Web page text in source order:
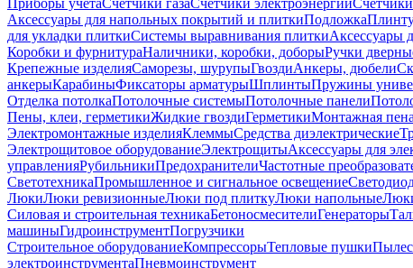
Приборы учетаСчетчики газаСчетчики электроэнергии
Аксессуары для напольных покрытий и плиткиПодложка
для укладки плиткиСистемы выравнивания плиткиАксессуары
Коробки и фурнитураНаличники, коробки, доборыРучки
Крепежные изделияСаморезы, шурупыГвоздиАнкеры, дюбели
анкерыКарабиныФиксаторы арматурыШплинтыПружины
Отделка потолкаПотолочные системыПотолочные панели
Пены, клеи, герметикиЖидкие гвоздиГерметикиМонтажная пена
Электромонтажные изделияКлеммыСредства диэлектрические
Электрощитовое оборудованиеЭлектрощитыАксессуары для
управленияРубильникиПредохранителиЧастотные
СветотехникаПромышленное и сигнальное освещение
ЛюкиЛюки ревизионныеЛюки под плиткуЛюки напольные
Силовая и строительная техникаБетоносмесителиГенераторы
машиныГидроинструментПогрузчики
Строительное оборудованиеКомпрессорыТепловые пушки
электроинструментаПневмоинструмент